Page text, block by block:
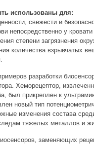
использованы для:
свежести и
непосредственно у кровати
степени загрязнения
количества взрывчатых
разработки
Хеморецептор,
был прикреплен к
новый тип
изменения состава
тяжелых металлов и
заменяющих